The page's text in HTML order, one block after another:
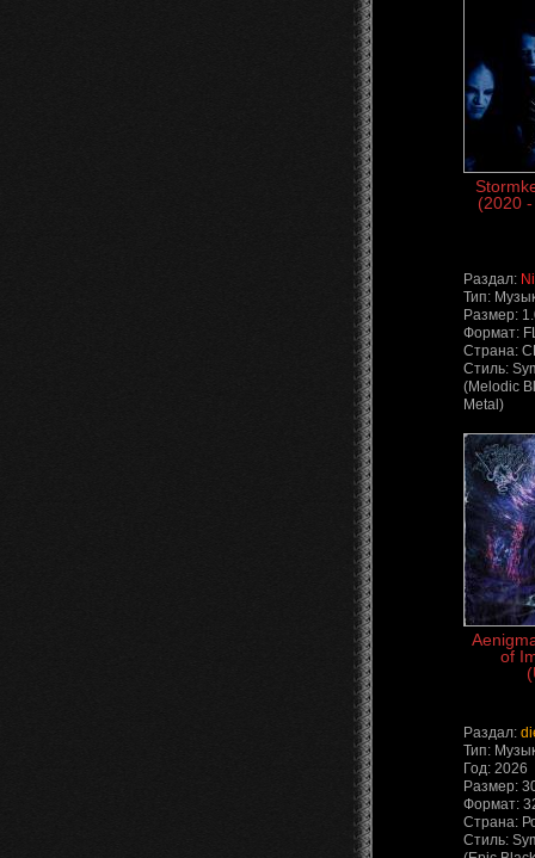
(2020
Раздал:
Тип:
Размер:
Формат:
Страна:
Стиль:
(Melodic
Metal)
of
Раздал:
Тип:
Год: 2026
Размер:
Формат:
Страна:
Стиль: